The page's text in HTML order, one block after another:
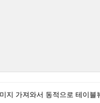
지 가져와서 동적으로 테이블